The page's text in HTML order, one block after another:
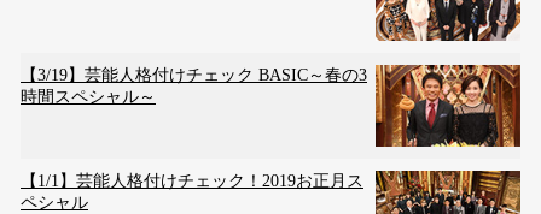
【3/19】芸能人格付けチェック BASIC～春の3
時間スペシャル～
【1/1】芸能人格付けチェック！2019お正月ス
ペシャル